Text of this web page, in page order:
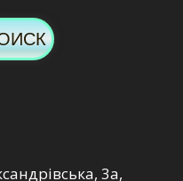
3а,